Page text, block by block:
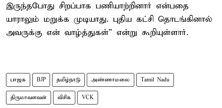
இருந்தபோது சிறப்பாக பணியாற்றினார் என்பதை
யாராலும் மறுக்க முடியாது. புதிய கட்சி தொடங்கினால்
அவருக்கு என் வாழ்த்துகள்” என்று கூறியுள்ளார்.
பாஜக BJP தமிழ்நாடு அண்ணாமலை Tamil Nadu
திருமாவளவன் விசிக VCK